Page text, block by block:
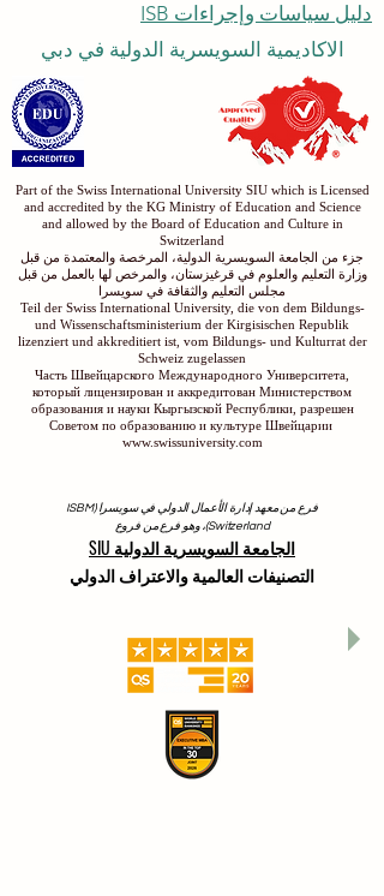
دليل سياسات وإجراءات ISB
الاكاديمية السويسرية الدولية في دبي
Part of the Swiss International University SIU which is Licensed
and accredited by the KG Ministry of Education and Science
and allowed by the Board of Education and Culture in
Switzerland
جزء من الجامعة السويسرية الدولية، المرخصة والمعتمدة من قبل
وزارة التعليم والعلوم في قرغيزستان، والمرخص لها بالعمل من قبل
مجلس التعليم والثقافة في سويسرا
Teil der Swiss International University, die von dem Bildungs-
und Wissenschaftsministerium der Kirgisischen Republik
lizenziert und akkreditiert ist, vom Bildungs- und Kulturrat der
Schweiz zugelassen
Часть Швейцарского Международного Университета,
который лицензирован и аккредитован Министерством
образования и науки Кыргызской Республики, разрешен
Советом по образованию и культуре Швейцарии
www.swissuniversity.com
فرع من معهد إدارة الأعمال الدولي في سويسرا (ISBM
Switzerland)، وهو فرع من فروع
الجامعة السويسرية الدولية SIU
التصنيفات العالمية والاعتراف الدولي